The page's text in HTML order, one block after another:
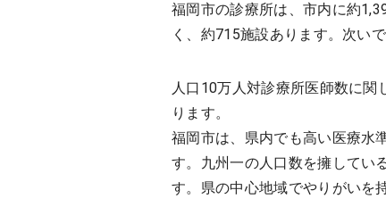
福岡市の診療所は、市内に約
く、約715施設あります。次い
人口10万人対診療所医師数に
ります。
福岡市は、県内でも高い医療水
す。九州一の人口数を擁してい
す。県の中心地域でやりがいを